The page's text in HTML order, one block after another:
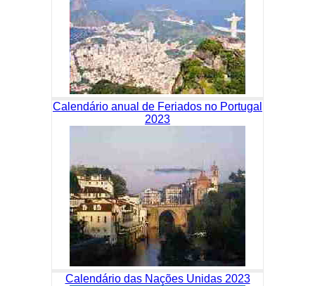
Calendário anual de Feriados no Portugal
2023
Calendário das Nações Unidas 2023